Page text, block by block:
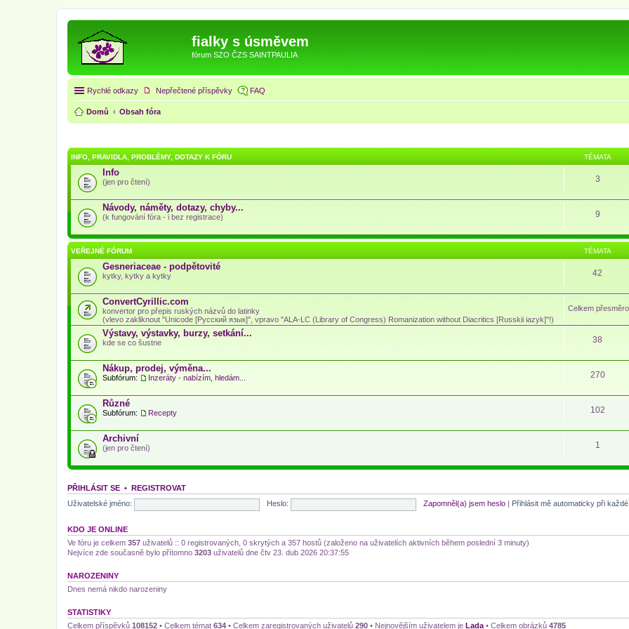
fialky s úsměvem
fórum SZO ČZS SAINTPAULIA
Rychlé odkazy Nepřečtené příspěvky FAQ
Domů Obsah fóra
INFO, PRAVIDLA, PROBLÉMY, DOTAZY K FÓRU TÉMATA
Info
(jen pro čtení) 3
Návody, náměty, dotazy, chyby...
(k fungování fóra - i bez registrace) 9
VEŘEJNÉ FÓRUM TÉMATA
Gesneriaceae - podpětovité
kytky, kytky a kytky 42
ConvertCyrillic.com
konvertor pro přepis ruských názvů do latinky
(vlevo zakliknout "Unicode [Русский язык]", vpravo "ALA-LC (Library of Congress) Romanization without Diacritics [Russkii iazyk]"!)
Celkem
Výstavy, výstavky, burzy, setkání...
kde se co šustne 38
Nákup, prodej, výměna...
Subfórum: Inzeráty - nabízím, hledám... 270
Různé
Subfórum: Recepty 102
Archivní
(jen pro čtení) 1
PŘIHLÁSIT SE • REGISTROVAT
Uživatelské jméno:
Heslo: Zapomněl(a) jsem heslo Přihlásit mě automaticky při
KDO JE ONLINE
Ve fóru je celkem 357 uživatelů :: 0 registrovaných, 0 skrytých a 357 hostů (založeno na uživatelích aktivních během poslední 3 minuty)
Nejvíce zde současně bylo přítomno 3203 uživatelů dne čtv 23. dub 2026 20:37:55
NAROZENINY
Dnes nemá nikdo narozeniny
STATISTIKY
Celkem příspěvků 108152 • Celkem témat 634 • Celkem zaregistrovaných uživatelů 290 • Nejnovějším uživatelem je Lada • Celkem obrázků 4785